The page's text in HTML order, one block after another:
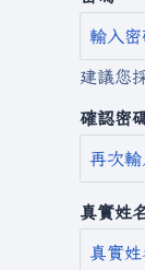
建議您
確認密
真實姓